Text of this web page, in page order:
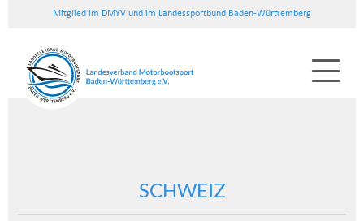
Mitglied im DMYV und im Landessportbund Baden-Württemberg
SCHWEIZ